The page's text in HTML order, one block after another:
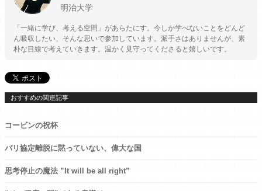
明治大学
「一緒に学び、考える空間」があらたにす。今しか学べないことをどんど
ん吸収したい、そんな思いで参加しています。派手さはありませんが、素
朴な目線で考えていきます。温かく見守ってくださると嬉しいです。
おすすめの関連記事
コービンの祝杯
パリ協定離脱に黙っていない、偉大な国
思考停止の魔法 ”It will be all right”